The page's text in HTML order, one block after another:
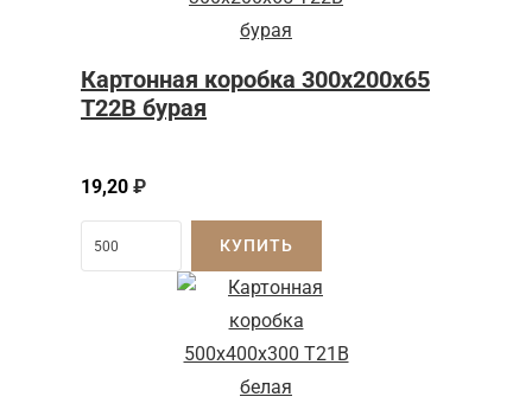
Картонная коробка 300x200x65
Т22B бурая
19,20 ₽
КУПИТЬ